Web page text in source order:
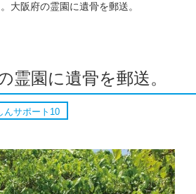
大阪府の霊園に遺骨を郵送。
霊園に遺骨を郵送。
んサポート10